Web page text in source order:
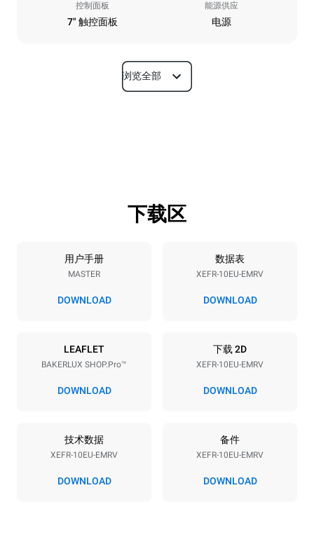
控制面板
7" 触控面板
能源供应
电源
尺寸
烤盘规格
10 600x400
烤盘间距
380-415V 3N~ / 220-240V
3~
15,5 kW
50 / 60 Hz 不包括
浏览全部
下载区
用户手册
MASTER
DOWNLOAD
数据表
XEFR-10EU-EMRV
DOWNLOAD
LEAFLET
BAKERLUX SHOP.Pro™
DOWNLOAD
下载 2D
XEFR-10EU-EMRV
DOWNLOAD
技术数据
XEFR-10EU-EMRV
DOWNLOAD
备件
XEFR-10EU-EMRV
DOWNLOAD